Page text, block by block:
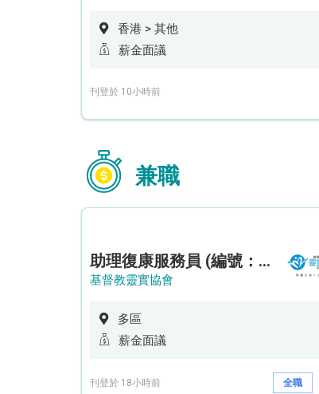
香港 > 其他
薪金面議
刊登於 10小時前
兼職
助理復康服務員 (編號：RSD/ARSW/CTE)
基督教靈實協會
多區
薪金面議
刊登於 18小時前 全職